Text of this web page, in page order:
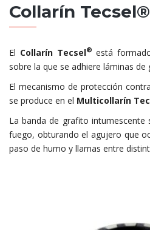
Collarín Tecsel®
El Collarín Tecsel® está
sobre la que se adhiere láminas
El mecanismo de protección
se produce en el Multicollarín
La banda de grafito intumescente
fuego, obturando el agujero que
paso de humo y llamas entre